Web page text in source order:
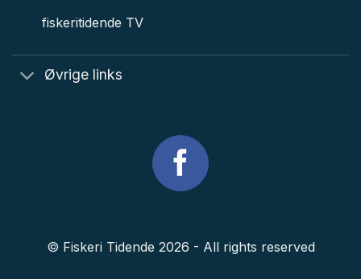
fiskeritidende TV
Øvrige links
© Fiskeri Tidende 2026 - All rights reserved